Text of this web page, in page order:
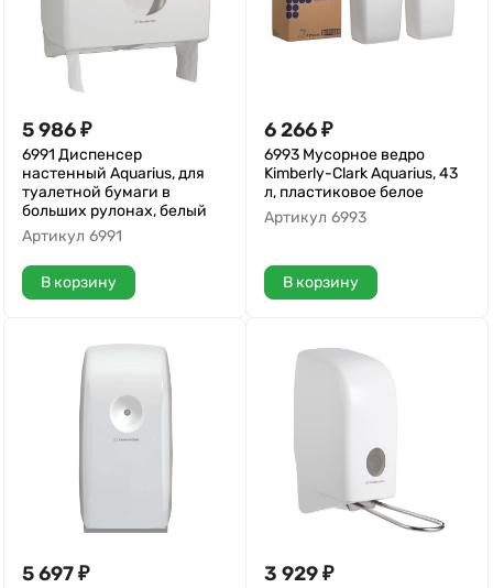
5 986₽
6991 Диспенсер
настенный Aquarius, для
туалетной бумаги в
больших рулонах, белый
Артикул 6991
В корзину
6 266₽
6993 Мусорное ведро
Kimberly-Clark Aquarius, 43
л, пластиковое белое
Артикул 6993
В корзину
5 697₽ 3 929₽